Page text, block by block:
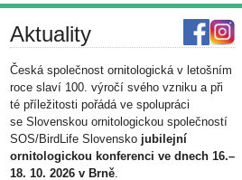
Aktuality
Česká společnost ornitologická v letošním
roce slaví 100. výročí svého vzniku a při
té příležitosti pořádá ve spolupráci
se Slovenskou ornitologickou společností
SOS/BirdLife Slovensko jubilejní
ornitologickou konferenci ve dnech 16.–
18. 10. 2026 v Brně.